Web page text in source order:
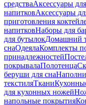
средстваАксессуары
напитковАксессуары
приготовления
напитковНаборы для
для бутылокДомашний
снаОдеялаКомплекты
принадлежностей
покрывалаПолотенца
беруши для сна
текстиляТкани
для кухонных ножей
напольные покрытия